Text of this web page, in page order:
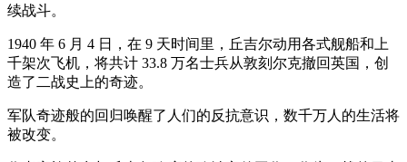
续战斗。
1940 年 6 月 4 日，在 9 天时间里，丘吉尔动用各式舰船和上
千架次飞机，将共计 33.8 万名士兵从敦刻尔克撤回英国，创
造了二战史上的奇迹。
军队奇迹般的回归唤醒了人们的反抗意识，数千万人的生活将
被改变。